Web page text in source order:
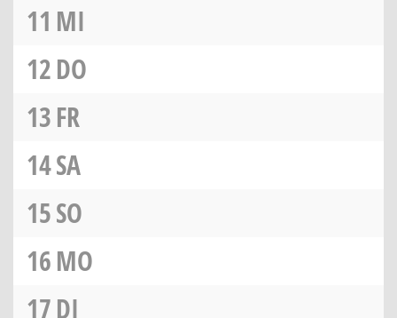
11 MI
12DO
13FR
14SA
15SO
16MO
17DI